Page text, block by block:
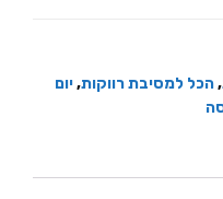
,הכל למסיבת רווקות,יום